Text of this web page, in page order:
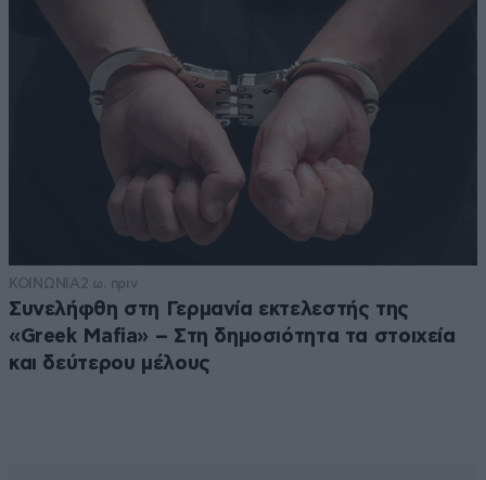
ΚΟΙΝΩΝΙΑ2 ω. πριν
Συνελήφθη στη Γερμανία εκτελεστής της
«Greek Mafia» – Στη δημοσιότητα τα στοιχεία
και δεύτερου μέλους